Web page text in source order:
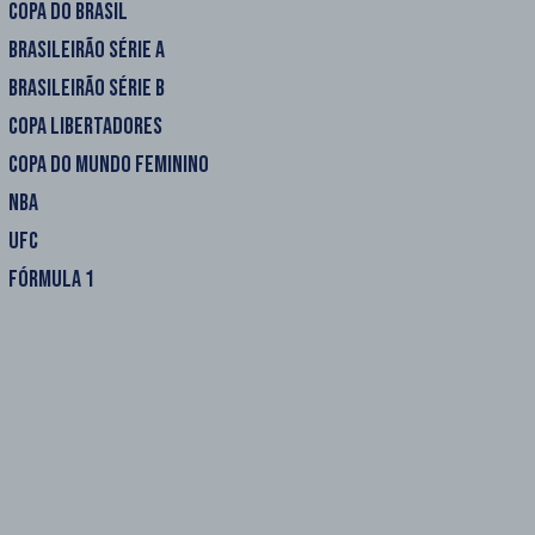
COPA DO BRASIL
BRASILEIRÃO SÉRIE A
BRASILEIRÃO SÉRIE B
COPA LIBERTADORES
COPA DO MUNDO FEMININO
NBA
UFC
FÓRMULA 1